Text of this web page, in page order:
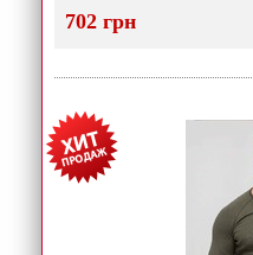
702 грн